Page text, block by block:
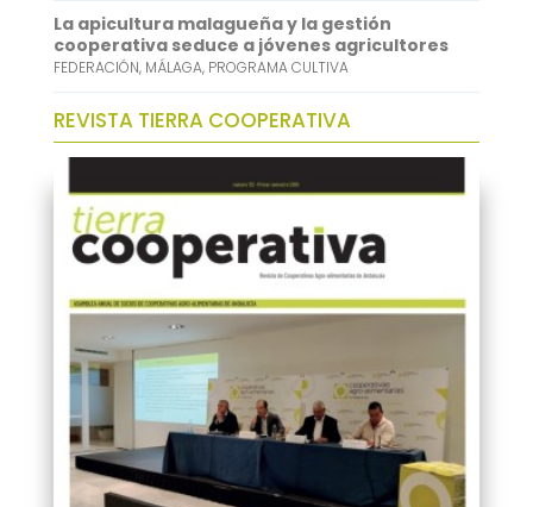
La apicultura malagueña y la gestión
cooperativa seduce a jóvenes agricultores
FEDERACIÓN, MÁLAGA, PROGRAMA CULTIVA
REVISTA TIERRA COOPERATIVA